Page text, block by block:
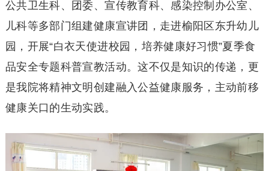
公共卫生科、团委、宣传教育科、感染控制办公室、
儿科等多部门组建健康宣讲团，走进榆阳区东升幼儿
园，开展“白衣天使进校园，培养健康好习惯”夏季食
品安全专题科普宣教活动。这不仅是知识的传递，更
是我院将精神文明创建融入公益健康服务，主动前移
健康关口的生动实践。